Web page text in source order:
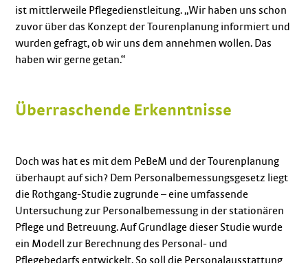
ist mittlerweile Pflegedienstleitung. „Wir haben uns schon
zuvor über das Konzept der Tourenplanung informiert und
wurden gefragt, ob wir uns dem annehmen wollen. Das
haben wir gerne getan.“
Überraschende Erkenntnisse
Doch was hat es mit dem PeBeM und der Tourenplanung
überhaupt auf sich? Dem Personalbemessungsgesetz liegt
die Rothgang-Studie zugrunde – eine umfassende
Untersuchung zur Personalbemessung in der stationären
Pflege und Betreuung. Auf Grundlage dieser Studie wurde
ein Modell zur Berechnung des Personal- und
Pflegebedarfs entwickelt. So soll die Personalausstattung